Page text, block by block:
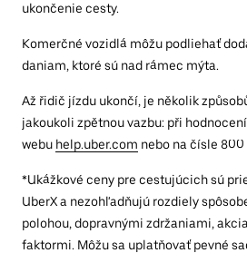
ukončenie cesty.
Komerčné vozidlá môžu podliehať
daniam, ktoré sú nad rámec mýta.
Až řidič jízdu ukončí, je několik
jakoukoli zpětnou vazbu: při
webu help.uber.com nebo na čísle 800
*Ukážkové ceny pre cestujúcich sú
UberX a nezohľadňujú rozdiely
polohou, dopravnými zdržaniami,
faktormi. Môžu sa uplatňovať pevné